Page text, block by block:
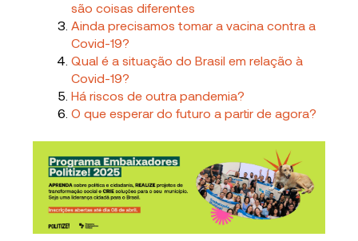
são coisas diferentes
Ainda precisamos tomar a vacina contra a
Covid-19?
Qual é a situação do Brasil em relação à
Covid-19?
Há riscos de outra pandemia?
O que esperar do futuro a partir de agora?